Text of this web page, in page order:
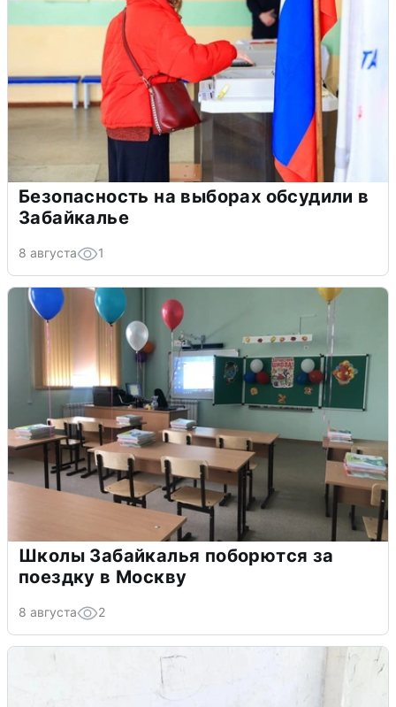
Безопасность на выборах обсудили в
Забайкалье
8 августа 1
Школы Забайкалья поборются за
поездку в Москву
8 августа 2